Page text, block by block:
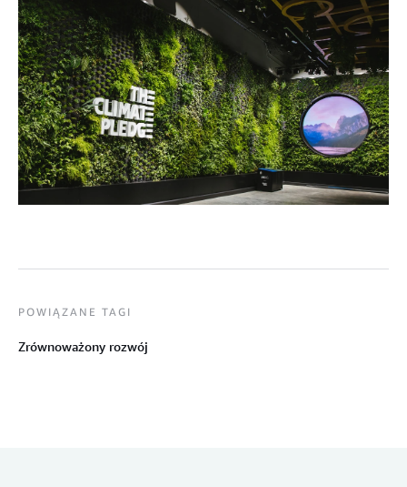
POWIĄZANE TAGI
Zrównoważony rozwój